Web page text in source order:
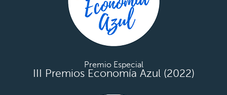
Premio Especial
III Premios Economía Azul (2022)